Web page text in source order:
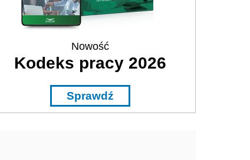
Nowość
Kodeks pracy 2026
Sprawdź